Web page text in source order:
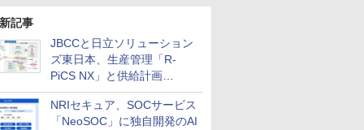
記事
JBCCと日立ソリューション
ズ東日本、生産管理「R-
PiCS NX」と供給計画
「scSQUARE ISP」の連携サ
ービスを提供開始
NRIセキュア、SOCサービス
「NeoSOC」に独自開発のAI